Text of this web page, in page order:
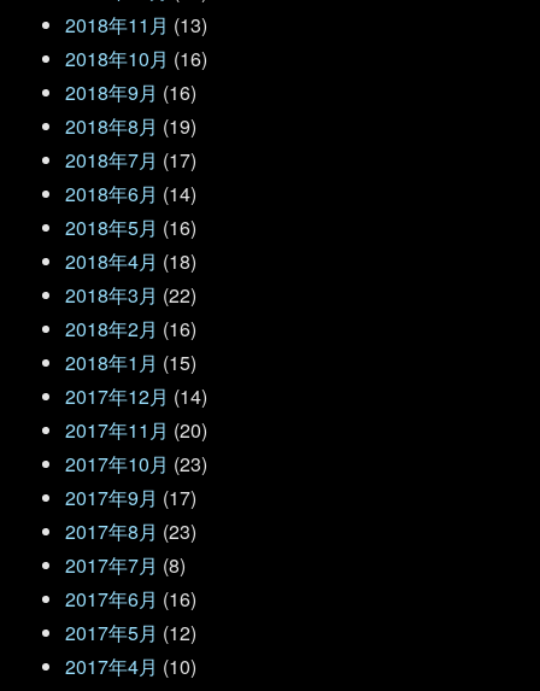
2018年11月 (13)
2018年10月 (16)
2018年9月 (16)
2018年8月 (19)
2018年7月 (17)
2018年6月 (14)
2018年5月 (16)
2018年4月 (18)
2018年3月 (22)
2018年2月 (16)
2018年1月 (15)
2017年12月 (14)
2017年11月 (20)
2017年10月 (23)
2017年9月 (17)
2017年8月 (23)
2017年7月 (8)
2017年6月 (16)
2017年5月 (12)
2017年4月 (10)